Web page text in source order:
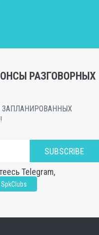
РАЗГОВОРНЫХ
ЗАПЛАНИРОВАННЫХ
SUBSCRIBE
Telegram,
SpkClubs